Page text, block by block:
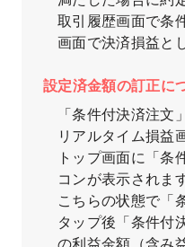
取引履歴画面で条
画面で決済損益と
設定済金額の訂正に
「条件付決済注文
リアルタイム損益
トップ画面に「条
コンが表示されま
こちらの状態で「
タップ後「条件付